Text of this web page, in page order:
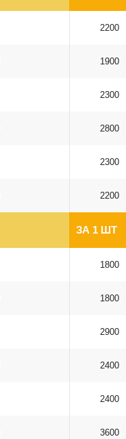
2200
1900
2300
2800
2300
2200
ЗА 1 ШТ
1800
1800
2900
2400
2400
3600